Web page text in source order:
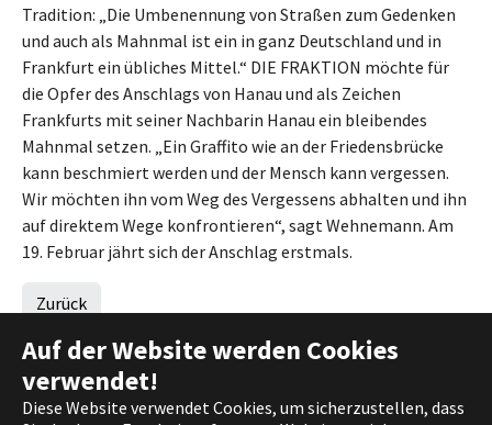
Auf der Website werden Cookies
verwendet!
Diese Website verwendet Cookies, um sicherzustellen, dass
Tradition: „Die Umbenennung von Straßen zum Gedenken
und auch als Mahnmal ist ein in ganz Deutschland und in
Frankfurt ein übliches Mittel.“ DIE FRAKTION möchte für
die Opfer des Anschlags von Hanau und als Zeichen
Frankfurts mit seiner Nachbarin Hanau ein bleibendes
Mahnmal setzen. „Ein Graffito wie an der Friedensbrücke
kann beschmiert werden und der Mensch kann vergessen.
Wir möchten ihn vom Weg des Vergessens abhalten und ihn
auf direktem Wege konfrontieren“, sagt Wehnemann. Am
19. Februar jährt sich der Anschlag erstmals.
Zurück
(c) 2021 DIE FRAKTION |Impressum| Datenschutz